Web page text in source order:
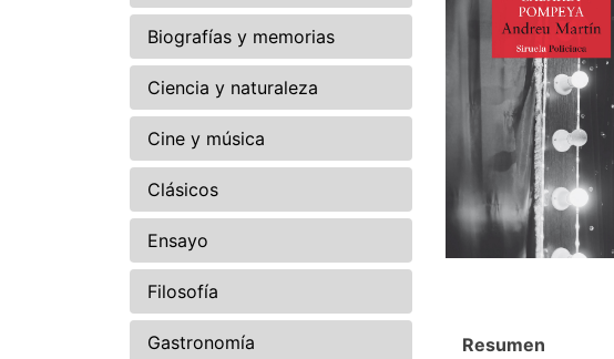
Biografías y memorias
Ciencia y naturaleza
Cine y música
Clásicos
Ensayo
Filosofía
Gastronomía
Resumen